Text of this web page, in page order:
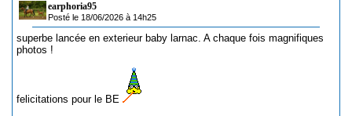
earphoria95
Posté le 18/06/2026 à 14h25
superbe lancée en exterieur baby larnac. A chaque fois magnifiques
photos !
felicitations pour le BE